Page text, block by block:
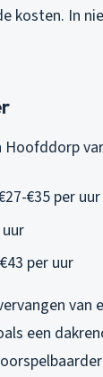
kosten. In
Hoofddorp
€35 per uur
per uur
een